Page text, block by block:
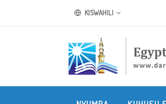
KISWAHILI